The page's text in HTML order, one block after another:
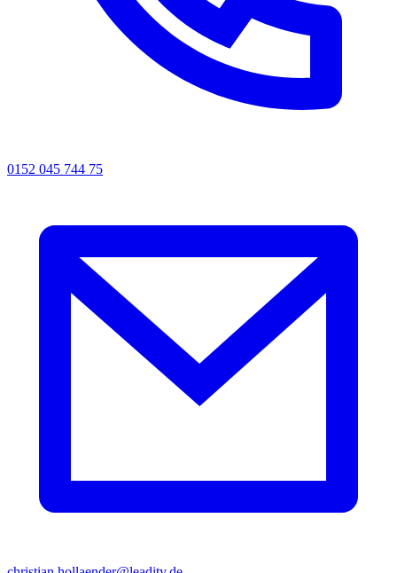
0152 045 744 75